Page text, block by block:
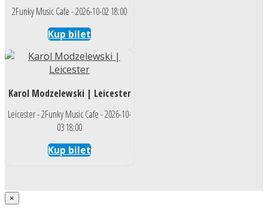
2Funky Music Cafe - 2026-10-02 18:00
Kup bilet
Karol Modzelewski | Leicester
Leicester - 2Funky Music Cafe - 2026-10-
03 18:00
Kup bilet
×